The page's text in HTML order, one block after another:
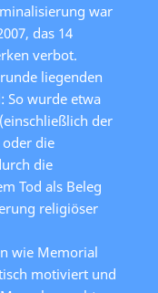
war
das 14
verbot.
liegenden
So wurde etwa
der
die
die
Tod als Beleg
religiöser
wie Memorial
motiviert und